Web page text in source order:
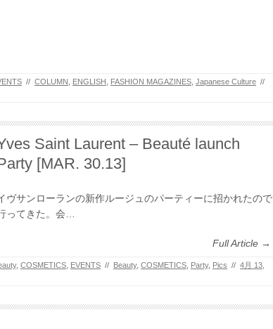
// COLUMN ENGLISH FASHION MAGAZINES Japanese Culture //
Saint Laurent – Beauté launch
[MAR. 30.13]
ヴサンローランの新作ルージュのパーティーに招かれたので
ってきた。会…
Full Article →
, COSMETICS EVENTS // Beauty, COSMETICS Party, Pics // 4月 13,